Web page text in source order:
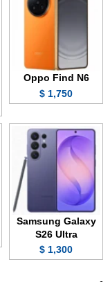
Oppo Find N6
1,750 $
Samsung Galaxy
S26 Ultra
1,300 $